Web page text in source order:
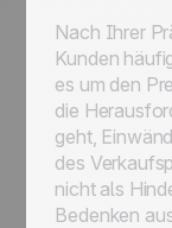
Nach Ihrer
Kunden
es um den
die
geht,
des
nicht als
Bedenken